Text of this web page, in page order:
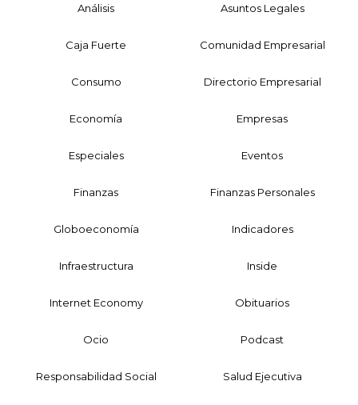
Análisis Asuntos Legales
Caja Fuerte Comunidad Empresarial
Consumo Directorio Empresarial
Economía Empresas
Especiales Eventos
Finanzas Finanzas Personales
Globoeconomía Indicadores
Infraestructura Inside
Internet Economy Obituarios
Ocio Podcast
Responsabilidad Social Salud Ejecutiva